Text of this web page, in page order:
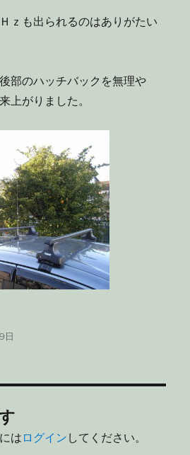
ｚも出られるのはありがたい
部のハッチバックを無理や
上がりました。
日
はログインしてください。